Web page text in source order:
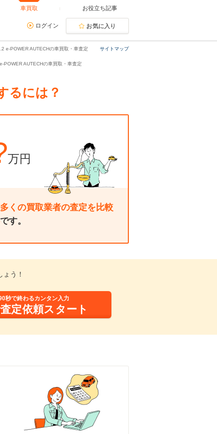
車買取 お役立ち記事
ログイン お気に入り
サイトマップ
e-POWER AUTECHの車買取・車査定
POWER AUTECHの車買取・車査定
るには？
万円
くの買取業者の査定を比較
です。
う！
秒で終わるカンタン入力
定依頼スタート